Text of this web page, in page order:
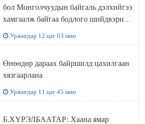
бол Монголчуудын байгаль дэлхийгээ
хамгаалж байгаа бодлого шийдвэрийг
Уржигдар 12 цаг 03 мин
Өнөөдөр дараах байршилд цахилгаан
хязгаарлана
Уржигдар 11 цаг 45 мин
Б.ХҮРЭЛБААТАР: Хаана ямар